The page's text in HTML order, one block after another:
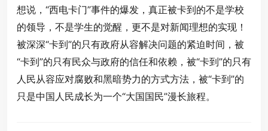
想说，“西电卡门”事件的爆发，真正被卡到的不是学校
的领导，不是学生的觉醒，更不是对新闻理想的实现！
被深深“卡到”的只有政府从容解决问题的紧迫时间，被
“卡到”的只有民众与政府的信任和依赖，被“卡到”的只有
人民从容应对腐败和黑暗势力的方式方法，被“卡到”的
只是中国人民成长为一个“大国国民”漫长旅程。